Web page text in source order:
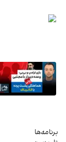
برنامه‌ها